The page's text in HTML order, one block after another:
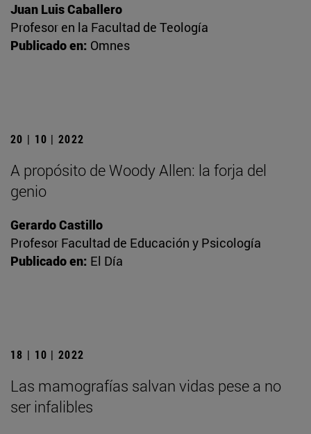
Juan Luis Caballero
Profesor en la Facultad de Teología
Publicado en: Omnes
20 | 10 | 2022
A propósito de Woody Allen: la forja del
genio
Gerardo Castillo
Profesor Facultad de Educación y Psicología
Publicado en: El Día
18 | 10 | 2022
Las mamografías salvan vidas pese a no
ser infalibles